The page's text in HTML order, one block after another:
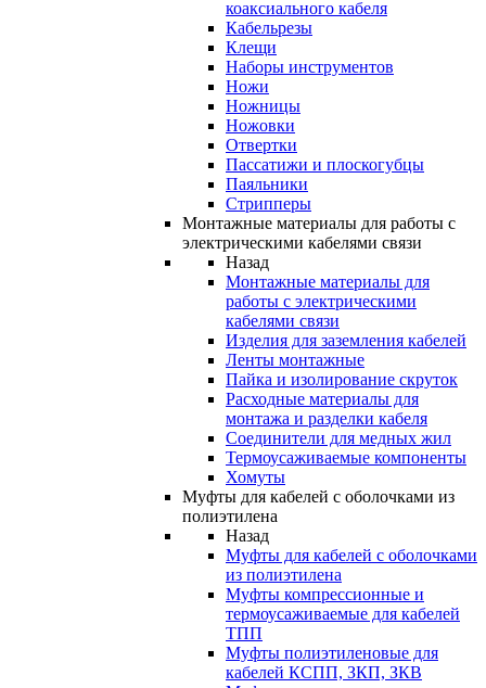
коаксиального кабеля
Кабельрезы
Клещи
Наборы инструментов
Ножи
Ножницы
Ножовки
Отвертки
Пассатижи и плоскогубцы
Паяльники
Стрипперы
Монтажные материалы для работы с
электрическими кабелями связи
Назад
Монтажные материалы для
работы с электрическими
кабелями связи
Изделия для заземления кабелей
Ленты монтажные
Пайка и изолирование скруток
Расходные материалы для
монтажа и разделки кабеля
Соединители для медных жил
Термоусаживаемые компоненты
Хомуты
Муфты для кабелей с оболочками из
полиэтилена
Назад
Муфты для кабелей с оболочками
из полиэтилена
Муфты компрессионные и
термоусаживаемые для кабелей
ТПП
Муфты полиэтиленовые для
кабелей КСПП, ЗКП, ЗКВ